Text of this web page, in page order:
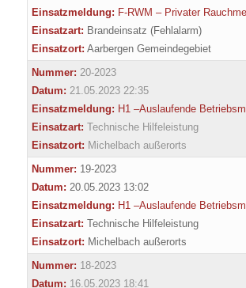
Einsatzmeldung: F-RWM – Privater
Einsatzart: Brandeinsatz (Fehlalarm)
Einsatzort: Aarbergen Gemeindegebiet
Nummer: 20-2023
Datum: 21.05.2023 22:35
Einsatzmeldung: H1 –Auslaufende
Einsatzart: Technische Hilfeleistung
Einsatzort: Michelbach außerorts
Nummer: 19-2023
Datum: 20.05.2023 13:02
Einsatzmeldung: H1 –Auslaufende
Einsatzart: Technische Hilfeleistung
Einsatzort: Michelbach außerorts
Nummer: 18-2023
Datum: 16.05.2023 18:41